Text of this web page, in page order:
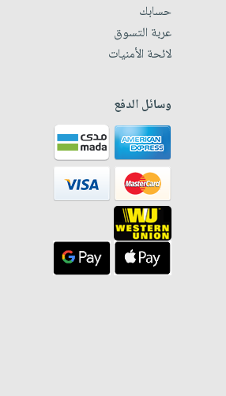
حسابك
عربة التسوق
لائحة الأمنيات
وسائل الدفع